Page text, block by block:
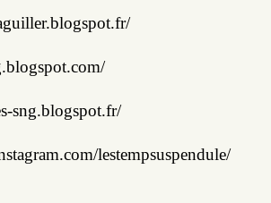
sng.blogspot.fr/
lestempsuspendule/